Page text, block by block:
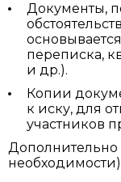
Документы,
переписка,
и др.).
Копии
к иску, для
участников
Дополнительно